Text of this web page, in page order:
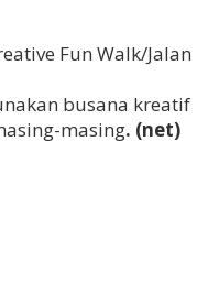
Fun Walk/Jalan
busana kreatif
masing. (net)